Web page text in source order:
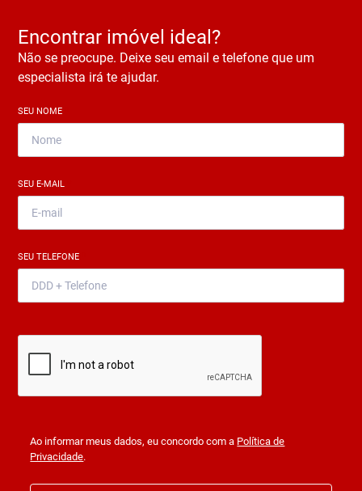
Encontrar imóvel ideal?
Não se preocupe. Deixe seu email e telefone que um
especialista irá te ajudar.
SEU NOME
SEU E-MAIL
SEU TELEFONE
Ao informar meus dados, eu concordo com a Política de
Privacidade.